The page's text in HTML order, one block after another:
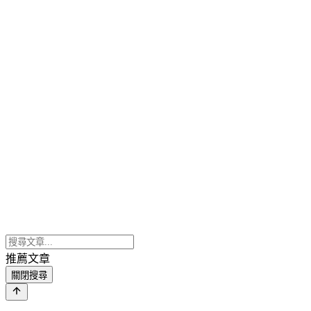
推薦文章
關閉搜尋